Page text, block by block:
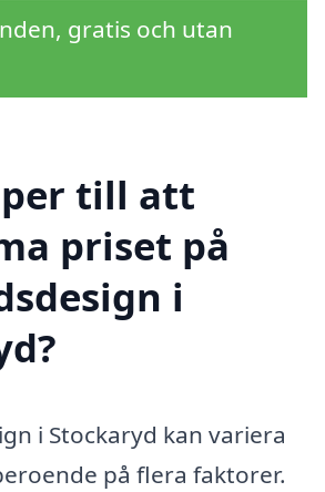
gratis och utan
till att
priset på
i
i Stockaryd kan variera
på flera faktorer.